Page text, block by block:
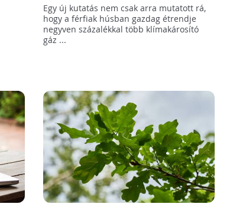
kibocsátással jár?
Egy új kutatás nem csak arra mutatott rá,
hogy a férfiak húsban gazdag étrendje
negyven százalékkal több klímakárosító
gáz ...